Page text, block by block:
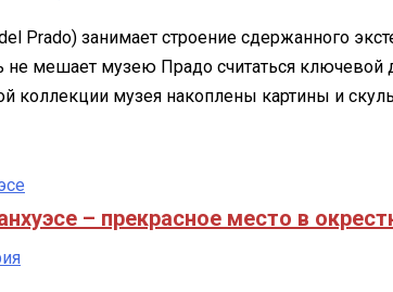
Прадо
в
Мадриде
испанской
Prado) занимает строение сдержанного
не мешает музею Прадо считаться
музея накоплены картины и
– прекрасное место в
к